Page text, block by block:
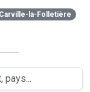
Carville-la-Folletière